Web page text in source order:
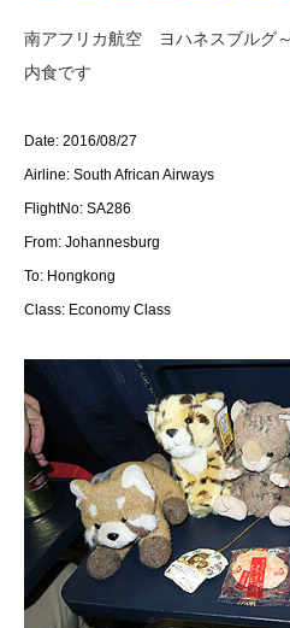
南アフリカ航空 ヨハネスブルグ
内食です
Date: 2016/08/27
Airline: South African Airways
FlightNo: SA286
From: Johannesburg
To: Hongkong
Class: Economy Class